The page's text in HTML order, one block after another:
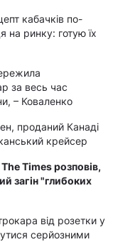
кабачків по-
на ринку: готую їх
за весь час
– Коваленко
проданий Канаді
крейсер
Times розповів,
загін "глибоких
від розетки у
серйозними